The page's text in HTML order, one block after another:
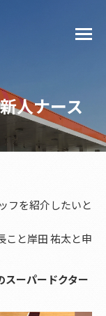
人ナース
フを紹介したいと
こと岸田 祐太と申
スーパードクター